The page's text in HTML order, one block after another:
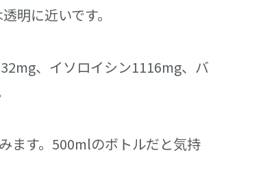
明に近いです。
、イソロイシン1116mg、バ
ます。500mlのボトルだと気持